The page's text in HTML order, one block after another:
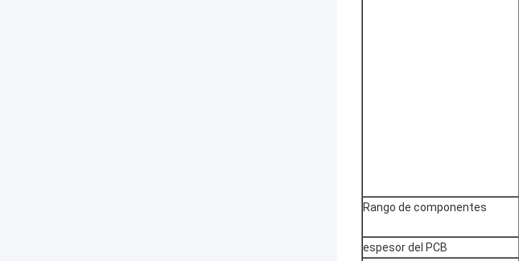
Rango de componentes
espesor del PCB